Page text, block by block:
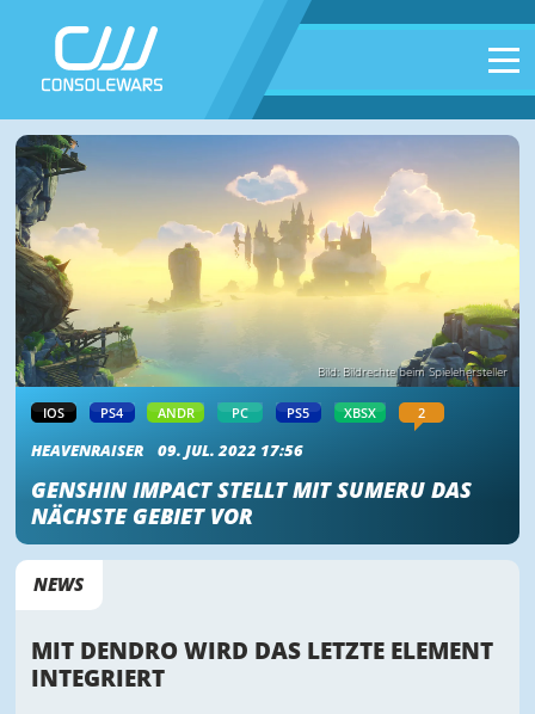
Bild: Bildrechte beim Spielehersteller
IOS PS4 ANDR PC PS5 XBSX 2
HEAVENRAISER 09. JUL. 2022 17:56
GENSHIN IMPACT STELLT MIT SUMERU DAS
NÄCHSTE GEBIET VOR
NEWS
MIT DENDRO WIRD DAS LETZTE ELEMENT
INTEGRIERT